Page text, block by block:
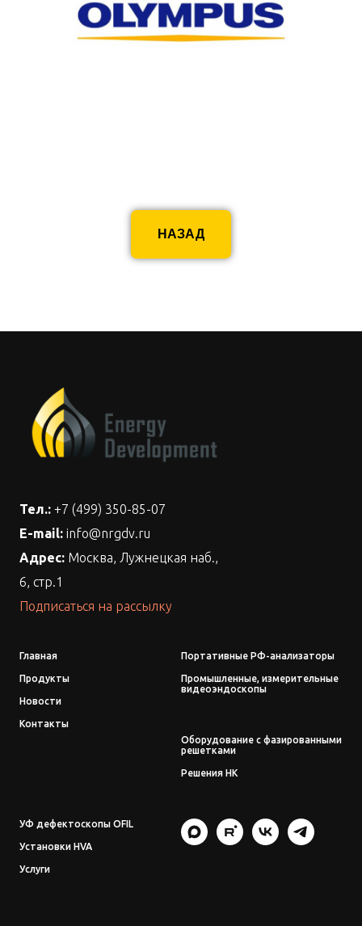
НАЗАД
Тел.: +7 (499) 350-85-07
E-mail: info@nrgdv.ru
Адрес: Москва, Лужнецкая наб.,
6, стр.1
Подписаться на рассылку
Главная
Продукты
Новости
Контакты
Портативные РФ-анализаторы
Промышленные, измерительные
видеоэндоскопы
Оборудование с фазированными
решетками
Решения НК
УФ дефектоскопы OFIL
Установки HVA
Услуги